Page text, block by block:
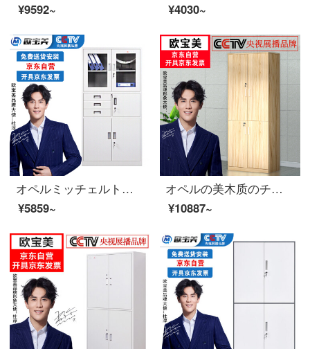
¥9592~
¥4030~
オペルミッチェルトのオフィスキャビネットの鋼製の鉄の皮の箱の資料の箱の書類棚の保管棚の偏りの三保のチエストの厚い金
¥5859~
オペルの美木质のチェーストのファイル棚の床につく式の资料の箱の棚の板式の书棚の现代の简约の金は2节の800*400*2000を通します。
¥10887~